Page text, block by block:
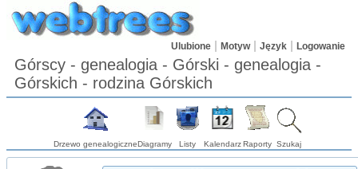
Ulubione Motyw Język Logowanie
Górscy - genealogia - Górski - genealogia -
Górskich - rodzina Górskich
Drzewo genealogiczneDiagramy Listy Kalendarz Raporty Szukaj